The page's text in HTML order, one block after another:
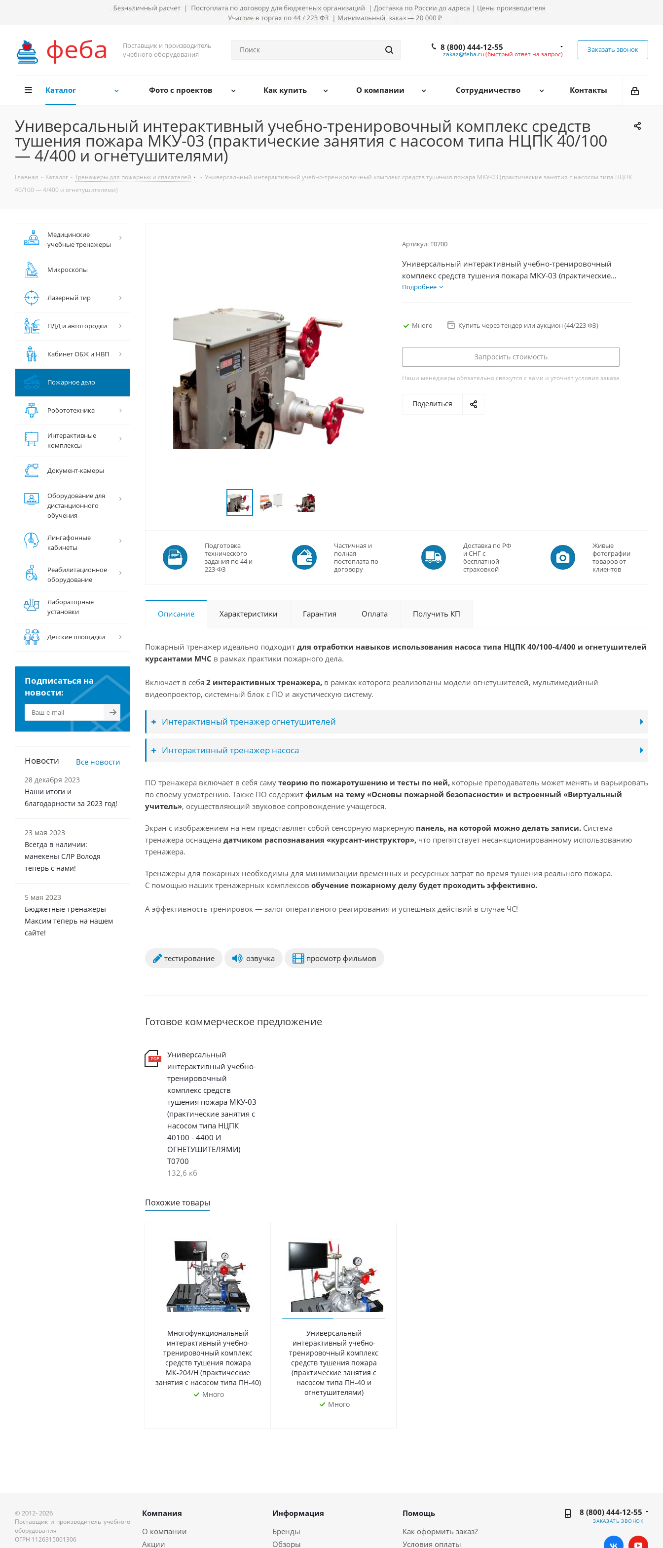
Поставщик и производитель
учебного оборудования
8 (800) 444-12-55
zakaz@feba.ru(быстрый ответ на запрос)
Заказать звонок
Каталог Фото с проектов Как купить О компании Сотрудничество Контакты
Универсальный интерактивный учебно-тренировочный комплекс средств
тушения пожара МКУ-03 (практические занятия с насосом типа НЦПК 40/100
— 4/400 и огнетушителями)
Главная - Каталог - Тренажеры для пожарных и спасателей - Универсальный интерактивный учебно-тренировочный комплекс средств тушения пожара МКУ-03 (практические занятия с насосом типа НЦПК
40/100 — 4/400 и огнетушителями)
Артикул:Т0700
Универсальный интерактивный учебно-тренировочный
комплекс средств тушения пожара МКУ-03 (практические
занятия с насосом типа НЦПК 40/100 — 4/400 и
Подробнее
Много Купить через тендер или аукцион (44/223 ФЗ)
Запросить стоимость
Наши менеджеры обязательно свяжутся с вами и уточнят условия заказа
Поделиться
Подготовка
технического
задания по 44 и
223-ФЗ
Частичная и
полная
постоплата по
договору
Доставка по РФ
и СНГ с
бесплатной
страховкой
Живые
фотографии
товаров от
клиентов
Описание Характеристики Гарантия Оплата Получить КП
Пожарный тренажер идеально подходит для отработки навыков использования насоса типа НЦПК 40/100-4/400 и огнетушителей
курсантами МЧС в рамках практики пожарного дела.
Включает в себя 2 интерактивных тренажера, в рамках которого реализованы модели огнетушителей, мультимедийный
видеопроектор, системный блок с ПО и акустическую систему.
Интерактивный тренажер огнетушителей
Интерактивный тренажер насоса
ПО тренажера включает в себя саму теорию по пожаротушению и тесты по ней, которые преподаватель может менять и варьировать
по своему усмотрению. Также ПО содержит фильм на тему «Основы пожарной безопасности» и встроенный «Виртуальный
учитель», осуществляющий звуковое сопровождение учащегося.
Экран с изображением на нем представляет собой сенсорную маркерную панель, на которой можно делать записи. Система
тренажера оснащена датчиком распознавания «курсант-инструктор», что препятствует несанкционированному использованию
тренажера.
Тренажеры для пожарных необходимы для минимизации временных и ресурсных затрат во время тушения реального пожара.
С помощью наших тренажерных комплексов обучение пожарному делу будет проходить эффективно.
А эффективность тренировок — залог оперативного реагирования и успешных действий в случае ЧС!
тестирование озвучка просмотр фильмов
Готовое коммерческое предложение
Универсальный
интерактивный учебно-
тренировочный
комплекс средств
тушения пожара МКУ-03
(практические занятия с
насосом типа НЦПК
40100 - 4400 И
ОГНЕТУШИТЕЛЯМИ)
Т0700
132,6 кб
Похожие товары
Многофункциональный
интерактивный учебно-
тренировочный комплекс
средств тушения пожара
МК-204/Н (практические
занятия с насосом типа ПН-40)
Много
Универсальный
интерактивный учебно-
тренировочный комплекс
средств тушения пожара
(практические занятия с
насосом типа ПН-40 и
огнетушителями)
Много
Медицинские
учебные тренажеры
Микроскопы
Лазерный тир
ПДД и автогородки
Кабинет ОБЖ и НВП
Пожарное дело
Робототехника
Интерактивные
комплексы
Документ-камеры
Оборудование для
дистанционного
обучения
Лингафонные
кабинеты
Реабилитационное
оборудование
Лабораторные
установки
Детские площадки
Подписаться на
новости:
Новости Все новости
28 декабря 2023
Наши итоги и
благодарности за 2023 год!
23 мая 2023
Всегда в наличии:
манекены СЛР Володя
теперь с нами!
5 мая 2023
Бюджетные тренажеры
Максим теперь на нашем
сайте!
© 2012- 2026
Поставщик и производитель учебного
оборудования
ОГРН 1126315001306
Компания
О компании
Акции
Информация
Бренды
Обзоры
Помощь
Как оформить заказ?
Условия оплаты
8 (800) 444-12-55
ЗАКАЗАТЬ ЗВОНОК